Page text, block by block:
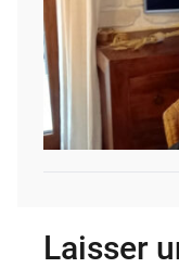
Laisser